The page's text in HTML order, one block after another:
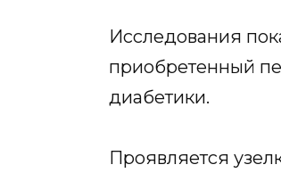
Исследования
приобретенный
диабетики.
Проявляется